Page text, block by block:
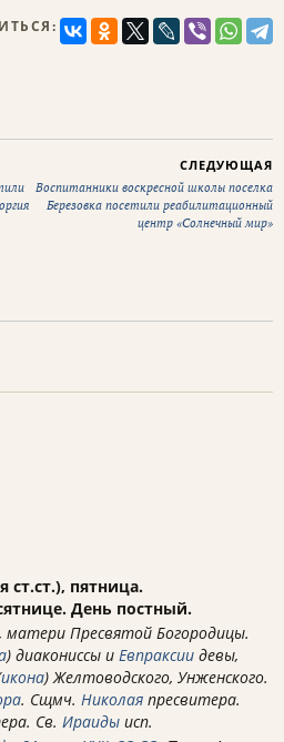
СЛЕДУЮЩАЯ
Воспитанники воскресной школы поселка
Березовка посетили реабилитационный
центр «Солнечный мир»
ст.ст.), пятница.
День постный.
матери Пресвятой Богородицы.
) диакониссы и Евпраксии девы,
икона) Желтоводского, Унженского.
. Сщмч. Николая пресвитера.
Св. Ираиды исп.